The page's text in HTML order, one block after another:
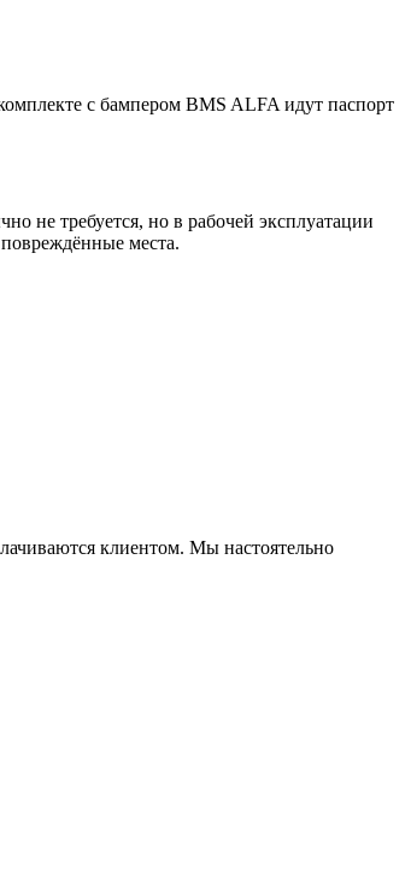
с бампером BMS ALFA идут паспорт
не требуется, но в рабочей эксплуатации
места.
клиентом. Мы настоятельно